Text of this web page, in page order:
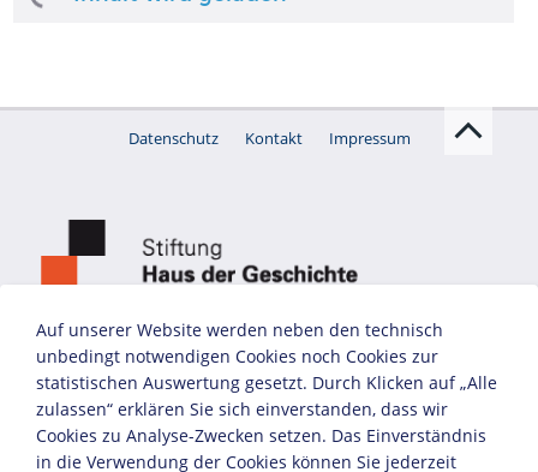
Auf unserer Website werden neben den technisch
unbedingt notwendigen Cookies noch Cookies zur
statistischen Auswertung gesetzt. Durch Klicken auf „Alle
zulassen“ erklären Sie sich einverstanden, dass wir
Cookies zu Analyse-Zwecken setzen. Das Einverständnis
in die Verwendung der Cookies können Sie jederzeit